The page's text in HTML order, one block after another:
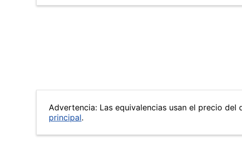
Advertencia: Las equivalencias usan el precio
principal.